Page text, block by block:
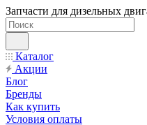
Запчасти для дизельных
Каталог
Акции
Блог
Бренды
Как купить
Условия оплаты